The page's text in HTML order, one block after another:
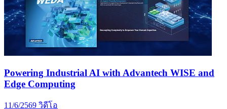
Powering Industrial AI with Advantech WISE and
Edge Computing
11/6/2569 วิดีโอ